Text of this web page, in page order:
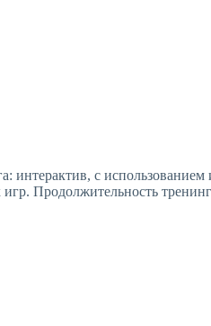
интерактив, с
Продолжительность